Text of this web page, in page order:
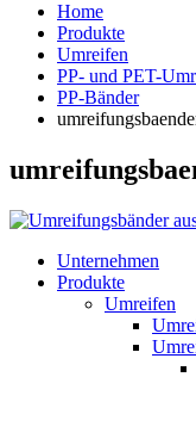
Home
Produkte
Umreifen
PP- und PET-
PP-Bänder
Unternehmen
Produkte
Umreifen